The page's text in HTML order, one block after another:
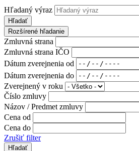
Hľadaný výraz
Hľadať
Rozšírené hľadanie
Zmluvná strana
Zmluvná strana IČO
Dátum zverejnenia od
Dátum zverejnenia do
Zverejnený v roku
Číslo zmluvy
Názov / Predmet zmluvy
Cena od
Cena do
Zrušiť filter